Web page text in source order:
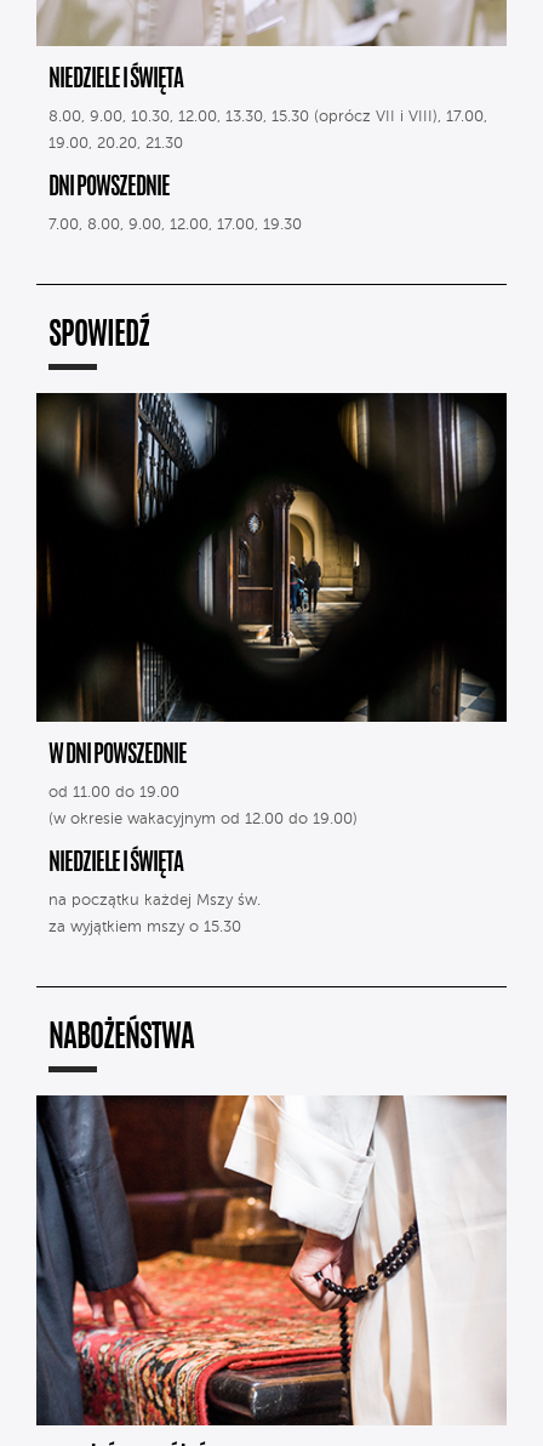
NIEDZIELE I ŚWIĘTA
8.00, 9.00, 10.30, 12.00, 13.30, 15.30 (oprócz VII i VIII), 17.00,
19.00, 20.20, 21.30
DNI POWSZEDNIE
7.00, 8.00, 9.00, 12.00, 17.00, 19.30
SPOWIEDŹ
W DNI POWSZEDNIE
od 11.00 do 19.00
(w okresie wakacyjnym od 12.00 do 19.00)
NIEDZIELE I ŚWIĘTA
na początku każdej Mszy św.
za wyjątkiem mszy o 15.30
NABOŻEŃSTWA